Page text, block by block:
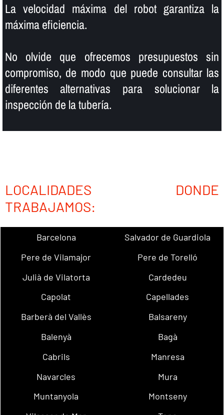
La velocidad máxima del robot garantiza la
máxima eficiencia.
No olvide que ofrecemos presupuestos sin
compromiso, de modo que puede consultar las
diferentes alternativas para solucionar la
inspección de la tuberí­a.
LOCALIDADES DONDE
TRABAJAMOS:
Barcelona
Salvador de Guardiola
Pere de Vilamajor
Pere de Torelló
Julià de Vilatorta
Cardedeu
Capolat
Capellades
Barberà del Vallès
Balsareny
Balenyà
Bagà
Cabrils
Manresa
Navarcles
Mura
Muntanyola
Montseny